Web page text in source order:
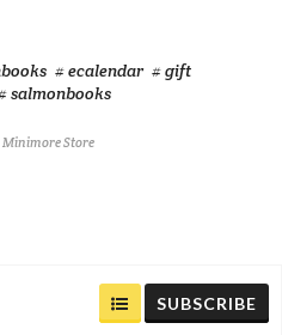
# ecalendar # gift
salmonbooks
Minimore Store
SUBSCRIBE